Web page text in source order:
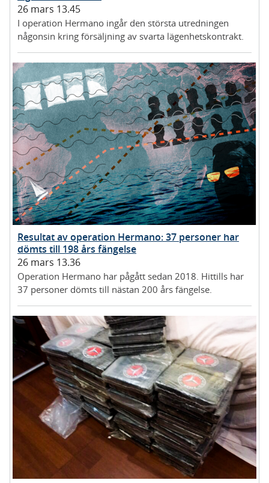
26 mars 13.45
I operation Hermano ingår den största utredningen
någonsin kring försäljning av svarta lägenhetskontrakt.
Resultat av operation Hermano: 37 personer har
dömts till 198 års fängelse
26 mars 13.36
Operation Hermano har pågått sedan 2018. Hittills har
37 personer dömts till nästan 200 års fängelse.